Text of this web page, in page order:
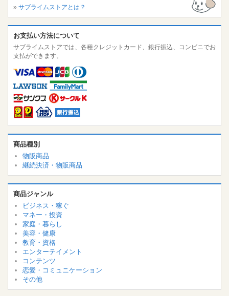
» サブライムストアとは？
お支払い方法について
サブライムストアでは、各種クレジットカード、銀行振込、コンビニでお
支払ができます。
商品種別
物販商品
継続決済・物販商品
商品ジャンル
ビジネス・稼ぐ
マネー・投資
家庭・暮らし
美容・健康
教育・資格
エンターテイメント
コンテンツ
恋愛・コミュニケーション
その他